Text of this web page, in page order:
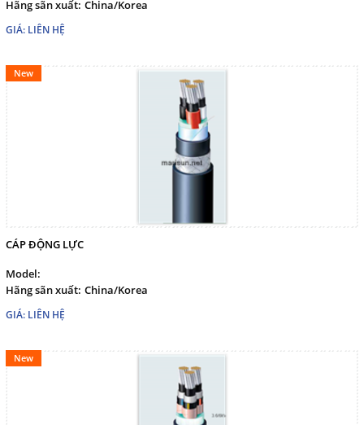
Hãng sãn xuất: China/Korea
GIÁ: LIÊN HỆ
New
CÁP ĐỘNG LỰC
Model:
Hãng sãn xuất: China/Korea
GIÁ: LIÊN HỆ
New